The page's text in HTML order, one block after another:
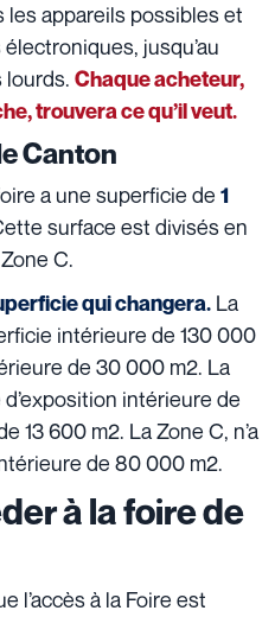
les appareils possibles et
jusqu’au
lourds. Chaque acheteur,
trouvera ce qu’il veut.
Canton
a une superficie de 1
surface est divisés en
C.
qui changera. La
intérieure de 130 000
de 30 000 m2. La
intérieure de
13 600 m2. La Zone C, n’a
de 80 000 m2.
à la foire de
l’accès à la Foire est